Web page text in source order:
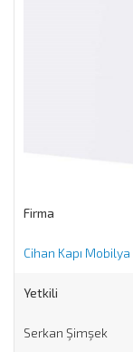
Firma
Cihan Kapı Mobilya
Yetkili
Serkan Şimşek